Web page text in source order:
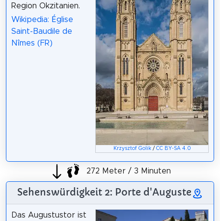
Krzysztof Golik/ CC BY-SA 4.0
Region Okzitanien.
Wikipedia: Église
Saint-Baudile de
Nîmes (FR)
272 Meter / 3 Minuten
Sehenswürdigkeit 2: Porte d'Auguste
Das Augustustor ist